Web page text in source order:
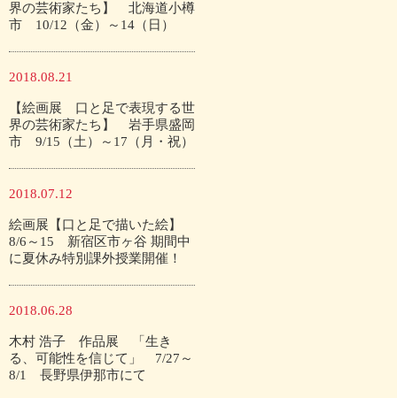
界の芸術家たち】 北海道小樽
市 10/12（金）～14（日）
2018.08.21
【絵画展 口と足で表現する世
界の芸術家たち】 岩手県盛岡
市 9/15（土）～17（月・祝）
2018.07.12
絵画展【口と足で描いた絵】
8/6～15 新宿区市ヶ谷 期間中
に夏休み特別課外授業開催！
2018.06.28
木村 浩子 作品展 「生き
る、可能性を信じて」 7/27～
8/1 長野県伊那市にて